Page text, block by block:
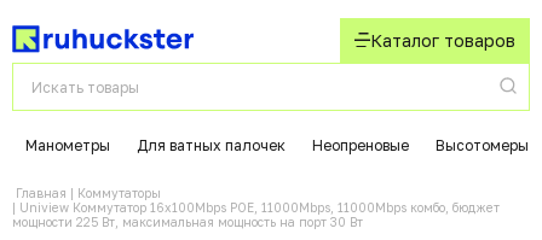
Каталог товаров
Манометры Для ватных палочек Неопреновые Высотомеры
Главная
Коммутаторы
Uniview Коммутатор 16x100Mbps POE, 11000Mbps, 11000Mbps комбо, бюджет
мощности 225 Вт, максимальная мощность на порт 30 Вт